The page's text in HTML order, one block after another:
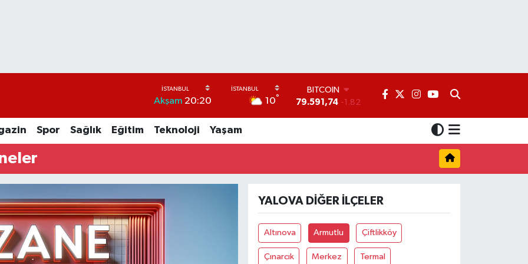
Akşam 20:20 10°
BITCOIN
79.591,74 -1.82
61,60380 0.18
6862,09000
0.19
BİST100
14.598,00 0
Spor Sağlık Eğitim Teknoloji Yaşam
YALOVA DIĞER İLÇELER
Altınova Armutlu Çiftlikköy
Çınarcık Merkez Termal